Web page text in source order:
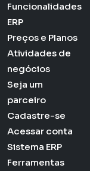
Funcionalidades
ERP
Preços e Planos
Atividades de
negócios
Seja um
parceiro
Cadastre-se
Acessar conta
Sistema ERP
Ferramentas